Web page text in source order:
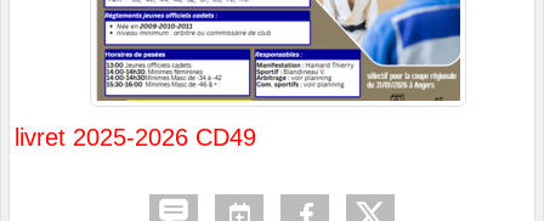
livret 2025-2026 CD49